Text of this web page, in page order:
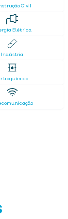
Civil
Elétrica
Indústria